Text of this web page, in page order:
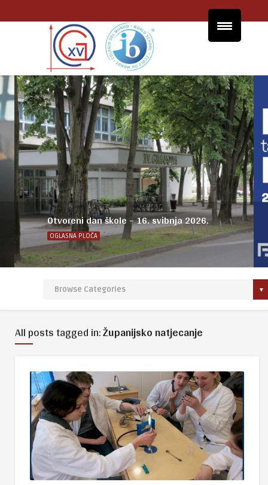
Otvoreni dan škole – 16. svibnja 2026.
OGLASNA PLOČA
All posts tagged in:Županijsko natjecanje